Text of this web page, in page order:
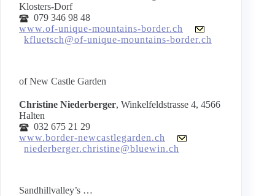
Klosters-Dorf
079 346 98 48
www.of-unique-mountains-border.ch
kfluetsch@of-unique-mountains-border.ch
of New Castle Garden
Christine Niederberger, Winkelfeldstrasse 4, 4566
Halten
032 675 21 29
www.border-newcastlegarden.ch
niederberger.christine@bluewin.ch
Sandhillvalley’s …